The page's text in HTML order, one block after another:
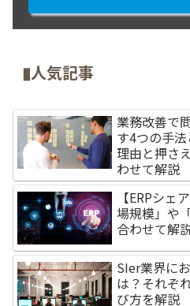
▮人気記事
業務改善で
す4つの手
理由と押さ
わせて解説
【ERPシェ
場規模」や
合わせて解
SIer業界に
は？それぞ
び方を解説